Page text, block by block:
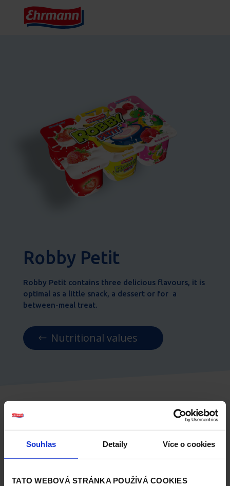
Souhlas Detaily Více o cookies
TATO WEBOVÁ STRÁNKA POUŽÍVÁ COOKIES
Start Produkty
Robby Petit
Robby Petit contains three delicious flavours, it is
optimal as a little snack, a dessert or for a
between-meal treat.
Nutritional values
You may also like: